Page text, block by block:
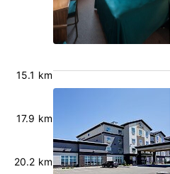
15.1 km
17.9 km
20.2 km